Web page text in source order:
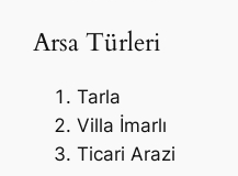
Arsa Türleri
Tarla
Villa İmarlı
Ticari Arazi